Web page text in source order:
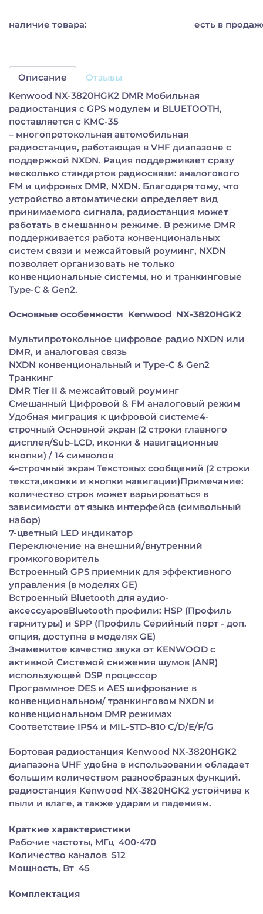
наличие товара: есть в
Описание
Отзывы
Kenwood NX-3820HGK2 DMR Мобильная
радиостанция с GPS модулем и BLUETOOTH,
поставляется с KMC-35
– многопротокольная автомобильная
радиостанция, работающая в VHF диапазоне с
поддержкой NXDN. Рация поддерживает сразу
несколько стандартов радиосвязи: аналогового
FM и цифровых DMR, NXDN. Благодаря тому, что
устройство автоматически определяет вид
принимаемого сигнала, радиостанция может
работать в смешанном режиме. В режиме DMR
поддерживается работа конвенциональных
систем связи и межсайтовый роуминг, NXDN
позволяет организовать не только
конвенциональные системы, но и транкинговые
Type-C & Gen2.
Основные особенности Kenwood NX-3820HGK2
Мультипротокольное цифровое радио NXDN или
DMR, и аналоговая связь
NXDN конвенциональный и Type-C & Gen2
Транкинг
DMR Tier II & межсайтовый роуминг
Смешанный Цифровой & FM аналоговый режим
Удобная миграция к цифровой системе4-
строчный Основной экран (2 строки главного
дисплея/Sub-LCD, иконки & навигационные
кнопки) / 14 символов
4-строчный экран Текстовых сообщений (2 строки
текста,иконки и кнопки навигации)Примечание:
количество строк может варьироваться в
зависимости от языка интерфейса (символьный
набор)
7-цветный LED индикатор
Переключение на внешний/внутренний
громкоговоритель
Встроенный GPS приемник для эффективного
управления (в моделях GE)
Встроенный Bluetooth для аудио-
аксессуаровBluetooth профили: HSP (Профиль
гарнитуры) и SPP (Профиль Серийный порт - доп.
опция, доступна в моделях GЕ)
Знаменитое качество звука от KENWOOD с
активной Системой снижения шумов (ANR)
использующей DSP процессор
Программное DES и AES шифрование в
конвенциональном/ транкинговом NXDN и
конвенциональном DMR режимах
Соответствие IP54 и MIL-STD-810 C/D/E/F/G
Бортовая радиостанция Kenwood NX-3820HGK2
диапазона UHF удобна в использовании обладает
большим количеством разнообразных функций.
радиостанция Kenwood NX-3820HGK2 устойчива к
пыли и влаге, а также ударам и падениям.
Краткие характеристики
Рабочие частоты, МГц 400-470
Количество каналов 512
Мощность, Вт 45
Комплектация